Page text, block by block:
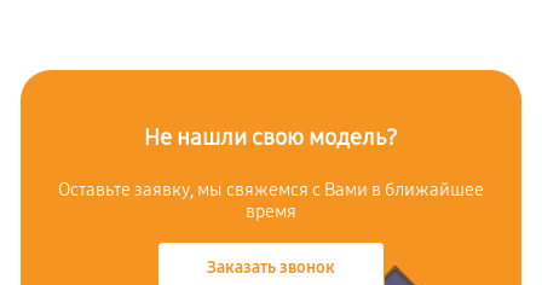
Не нашли свою модель?
Оставьте заявку, мы свяжемся с Вами в ближайшее
время
Заказать звонок